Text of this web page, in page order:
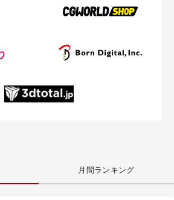
月間ランキング